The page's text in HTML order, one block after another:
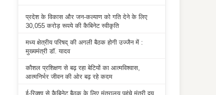
प्रदेश के विकास और जन-कल्याण को गति देने के लिए
30,055 करोड़ रूपये की कैबिनेट स्वीकृति
मध्य क्षेत्रीय परिषद् की अगली बैठक होगी उज्जैन में :
मुख्यमंत्री डॉ. यादव
कौशल प्रशिक्षण से बढ़ रहा बेटियों का आत्मविश्वास,
आत्मनिर्भर जीवन की ओर बढ़ रहे कदम
ई-रिक्शा से कैबिनेट बैठक के लिए मंत्रालय पहुंचे मंत्री द्वय